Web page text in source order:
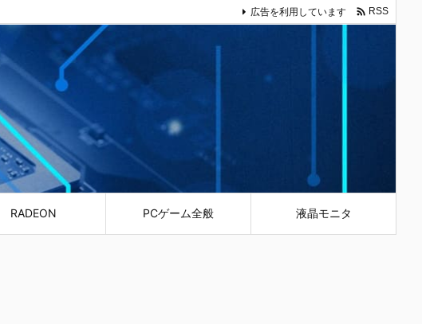
RADEON PCゲーム全般 液晶モニタ
広告を利用しています  RSS